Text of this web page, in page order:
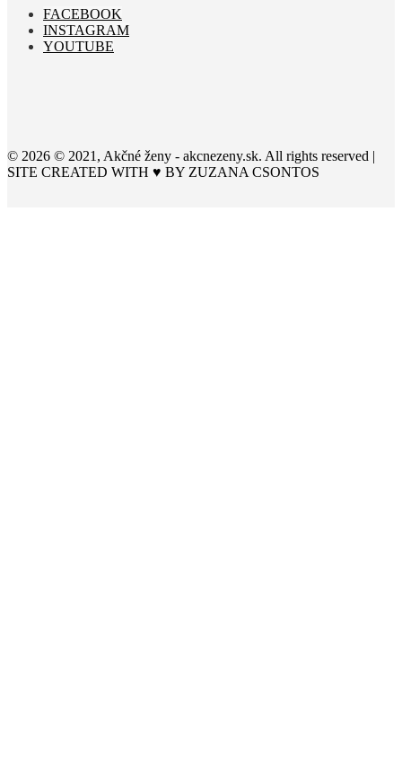
FACEBOOK
INSTAGRAM
YOUTUBE
© 2026 © 2021, Akčné ženy - akcnezeny.sk. All rights reserved |
SITE CREATED WITH ♥ BY ZUZANA CSONTOS